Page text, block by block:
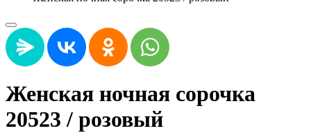
Женская ночная сорочка
20523 / розовый